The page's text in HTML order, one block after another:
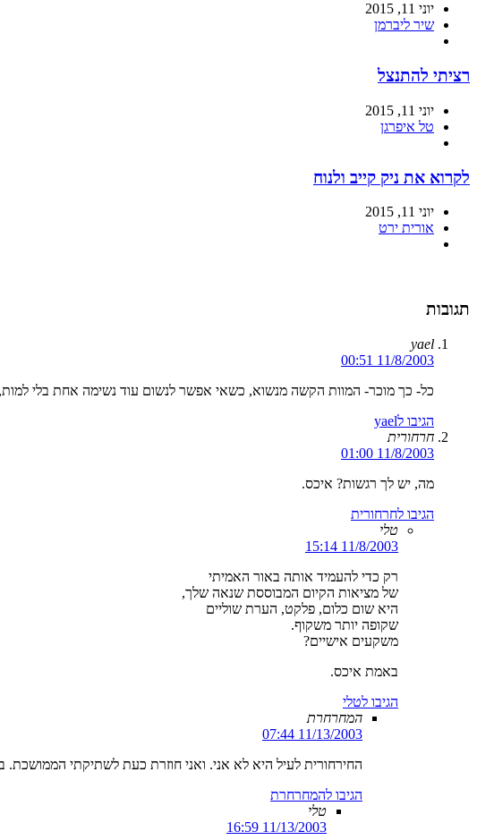
יוני 11, 2015
שיר ליברמן
רציתי להתנצל
יוני 11, 2015
טל איפרגן
לקרוא את ניק קייב ולנוח
יוני 11, 2015
אורית ירט
תגובות
yael
11/8/2003 00:51
כל- כך מוכר- המוות הקשה מנשוא, כשאי אפשר לנשום עוד נשימה אחת בלי
הגיבו לyael
חרחורית
11/8/2003 01:00
מה, יש לך רגשות? איכס.
הגיבו לחרחורית
טלי
11/8/2003 15:14
רק כדי להעמיד אותה באור האמיתי
של מציאות הקיום המבוססת שנאה שלך,
היא שום כלום, פלקט, הערת שוליים
שקופה יותר משקוף.
משקעים אישיים?
באמת איכס.
הגיבו לטלי
המחרחרת
11/13/2003 07:44
החירחורית לעיל היא לא אני. ואני חוזרת כעת לשתיקתי הממושכת.
הגיבו להמחרחרת
טלי
11/13/2003 16:59